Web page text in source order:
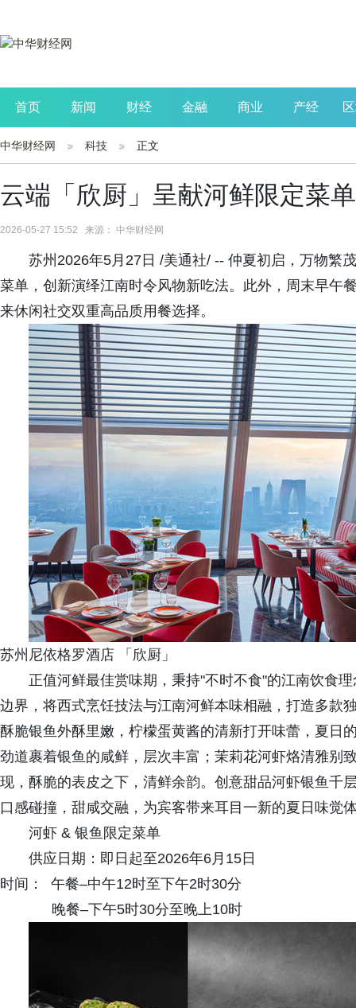
首页 新闻 财经 金融 商业 产经
公司 生活 读书
中华财经网 科技 正文
云端「欣厨」呈献河鲜限定菜
2026-05-27 15:52 来源： 中华财经网
苏州2026年5月27日 /美通社/ -- 仲夏初启，万物繁
菜单，创新演绎江南时令风物新吃法。此外，周末早午
来休闲社交双重高品质用餐选择。
苏州尼依格罗酒店 「欣厨」
正值河鲜最佳赏味期，秉持"不时不食"的江南饮食
边界，将西式烹饪技法与江南河鲜本味相融，打造多款
酥脆银鱼外酥里嫩，柠檬蛋黄酱的清新打开味蕾，夏日
劲道裹着银鱼的咸鲜，层次丰富；茉莉花河虾烙清雅别
现，酥脆的表皮之下，清鲜余韵。创意甜品河虾银鱼千
口感碰撞，甜咸交融，为宾客带来耳目一新的夏日味觉
河虾 & 银鱼限定菜单
供应日期：即日起至2026年6月15日
时间： 午餐–中午12时至下午2时30分
晚餐–下午5时30分至晚上10时